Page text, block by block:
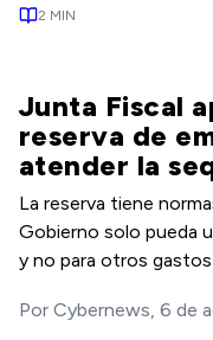
2 MIN
Junta Fiscal
reserva de
atender la
La reserva tiene
Gobierno solo pueda
y no para otros
Por Cybernews, 6 de